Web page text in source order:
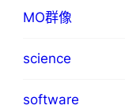
MO群像
science
software